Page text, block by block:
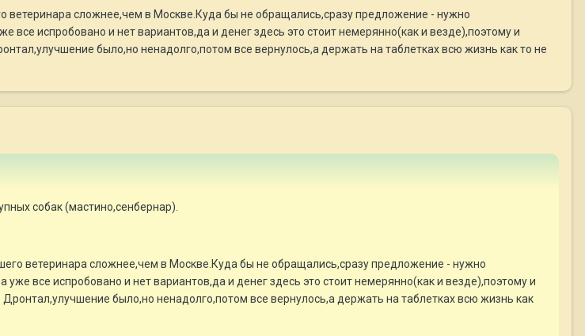
ветеринара сложнее,чем в Москве.Куда бы не обращались,сразу предложение - нужно
испробовано и нет вариантов,да и денег здесь это стоит немерянно(как и везде),поэтому и
было,но ненадолго,потом все вернулось,а держать на таблетках всю жизнь как то не
собак (мастино,сенбернар).
ветеринара сложнее,чем в Москве.Куда бы не обращались,сразу предложение - нужно
все испробовано и нет вариантов,да и денег здесь это стоит немерянно(как и везде),поэтому и
было,но ненадолго,потом все вернулось,а держать на таблетках всю жизнь как